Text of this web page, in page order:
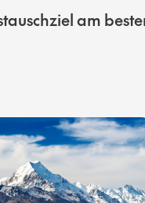
am